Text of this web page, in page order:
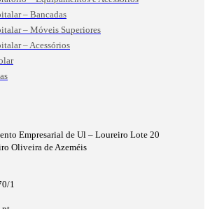
– Bancadas
– Móveis Superiores
– Acessórios
Empresarial de Ul – Loureiro Lote 20
Oliveira de Azeméis
1